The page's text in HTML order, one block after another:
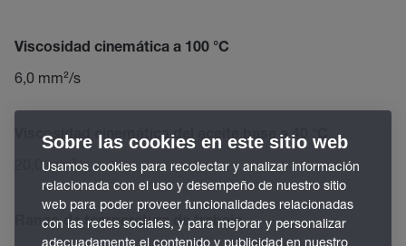
Viscosidad cinemática a 100 °C
6,0 mm²/s
Viscosidad cinemática del aceite base a 40 °C
20,0 mm²/s
Rango de temperatura de trabajo
Sobre las cookies en este sitio web
Usamos cookies para recolectar y analizar información
relacionada con el uso y desempeño de nuestro sitio
web para poder proveer funcionalidades relacionadas
con las redes sociales, y para mejorar y personalizar
adecuadamente el contenido y publicidad en nuestro